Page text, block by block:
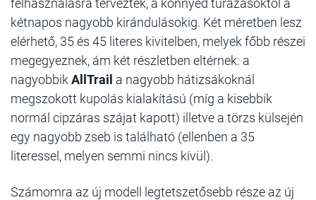
kétnapos nagyobb kirándulásokig. Két méretben lesz
elérhető, 35 és 45 literes kivitelben, melyek főbb részei
megegyeznek, ám két részletben eltérnek: a
nagyobbik AllTrail a nagyobb hátizsákoknál
megszokott kupolás kialakítású (míg a kisebbik
normál cipzáras szájat kapott) illetve a törzs külsején
egy nagyobb zseb is található (ellenben a 35
literessel, melyen semmi nincs kívül).
Számomra az új modell legtetszetősebb része az új